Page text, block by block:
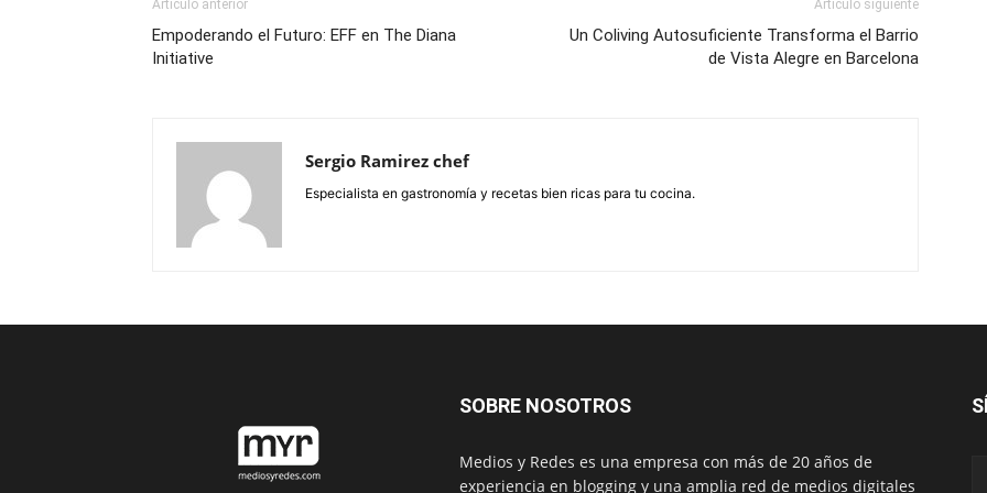
Artículo anterior
Empoderando el Futuro: EFF en The Diana
Initiative
Artículo siguiente
Un Coliving Autosuficiente Transforma el Barrio
de Vista Alegre en Barcelona
Sergio Ramirez chef
Especialista en gastronomía y recetas bien ricas para tu cocina.
SOBRE NOSOTROS
Medios y Redes es una empresa con más de 20 años de
experiencia en blogging y una amplia red de medios digitales